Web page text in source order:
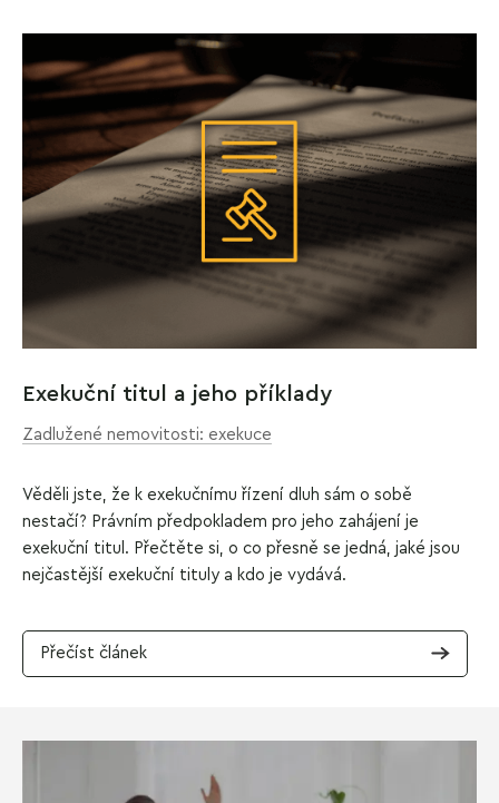
Exekuční titul a jeho příklady
Zadlužené nemovitosti: exekuce
Věděli jste, že k exekučnímu řízení dluh sám o sobě
nestačí? Právním předpokladem pro jeho zahájení je
exekuční titul. Přečtěte si, o co přesně se jedná, jaké jsou
nejčastější exekuční tituly a kdo je vydává.
Přečíst článek